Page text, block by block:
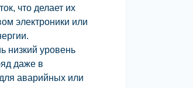
что делает их
электроники или
низкий уровень
даже в
аварийных или